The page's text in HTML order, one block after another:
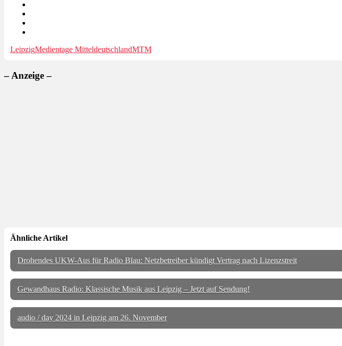
LeipzigMedientage MitteldeutschlandMTM
– Anzeige –
Ähnliche Artikel
Drohendes UKW-Aus für Radio Blau: Netzbetreiber kündigt Vertrag nach Lizenzstreit
Gewandhaus Radio: Klassische Musik aus Leipzig – Jetzt auf Sendung!
audio / day 2024 in Leipzig am 26. November